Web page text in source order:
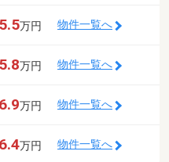
5.5万円 物件一覧へ
5.8万円 物件一覧へ
6.9万円 物件一覧へ
6.4万円 物件一覧へ